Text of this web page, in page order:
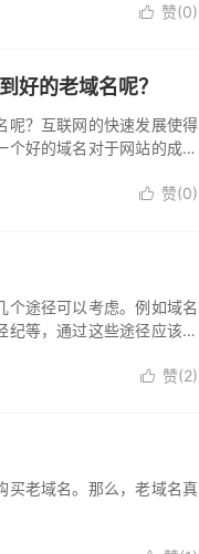
 赞(0)
好的老域名呢？
呢？互联网的快速发展使得
好的域名对于网站的成功
 赞(0)
个途径可以考虑。例如域名
等，通过这些途径应该能
 赞(2)
买老域名。那么，老域名真